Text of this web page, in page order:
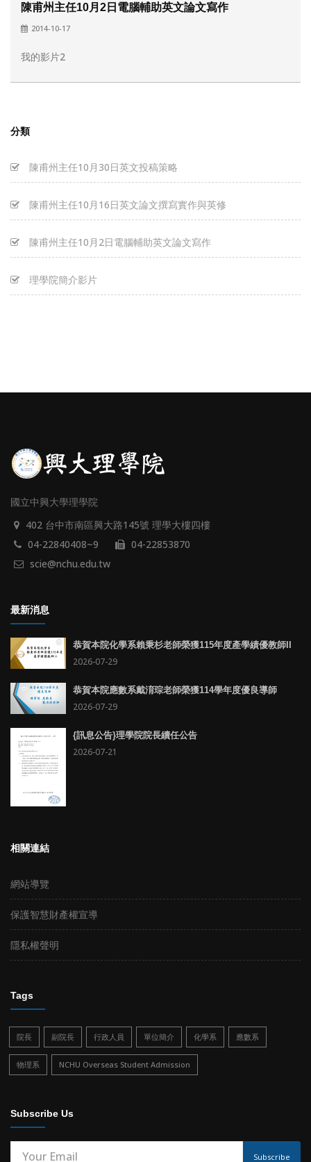
陳甫州主任10月2日電腦輔助英文論文寫作
2014-10-17
我的影片2
分類
陳甫州主任10月30日英文投稿策略
陳甫州主任10月16日英文論文撰寫實作與英修
陳甫州主任10月2日電腦輔助英文論文寫作
理學院簡介影片
國立中興大學理學院
402 台中市南區興大路145號 理學大樓四樓
04-22840408~9
04-22853870
scie@nchu.edu.tw
最新消息
恭賀本院化學系賴秉杉老師榮獲115年度產學績優教師II
2026-07-29
恭賀本院應數系戴淯琮老師榮獲114學年度優良導師
2026-07-29
{訊息公告}理學院院長續任公告
2026-07-21
相關連結
網站導覽
保護智慧財產權宣導
隱私權聲明
Tags
院長 副院長 行政人員 單位簡介 化學系 應數系
物理系 NCHU Overseas Student Admission
Subscribe Us
Subscribe